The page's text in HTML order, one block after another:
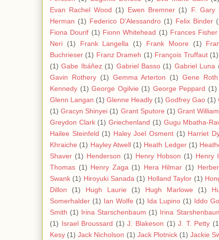
Evan Rachel Wood
(1) Ewen Bremner (1)
F. Gary
Herman (1) Federico D’Alessandro (1) Felix Binder
Fiona Dourif (1) Fionn Whitehead (1) Frances Fisher
Neri
(1) Frank Langella (1) Frank Moore (1)
Buchrieser (1) Franz Drameh (1) François Truffaut (1)
(1) Gabe Ibáñez (1) Gabriel Basso (1) Gabriel Luna
Gavin Rothery
(1) Gemma Arterton (1)
Gene Roth
Kennedy (1) George Ogilvie (1) George Peppard (1)
Glenn Langan (1) Glenne Headly (1) Godfrey Gao (1)
(1) Gracyn Shinyei (1) Grant Sputore (1) Grant
Greydon Clark (1) Griechenland (1) Gugu Mbatha-
Hailee Steinfeld (1) Haley Joel Osment (1) Harriet
Khraiche (1) Hayley Atwell (1) Heath Ledger (1)
Shaver (1) Henderson (1) Henry Hobson (1) Henry
Thomas (1) Henry Zaga (1) Hera Hilmar (1)
Swank (1) Hiroyuki Sanada (1) Holland Taylor (1)
Dillon
(1) Hugh Laurie (1) Hugh Marlowe (1)
Somerhalder (1) Ian Wolfe (1) Ida Lupino (1)
Iddo
Smith (1) Irina Starschenbaum (1)
Irina
(1)
Israel Broussard (1) J. Blakeson (1) J. T. Petty
Kesy (1) Jack Nicholson (1) Jack Plotnick (1) Jackie